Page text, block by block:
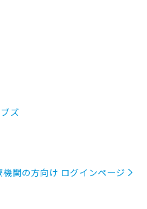
ズ
機関の方向け ログインページ